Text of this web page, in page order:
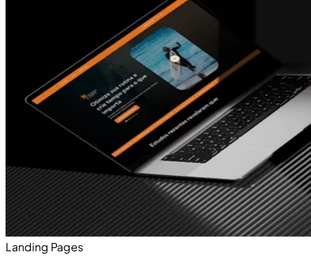
Landing Pages